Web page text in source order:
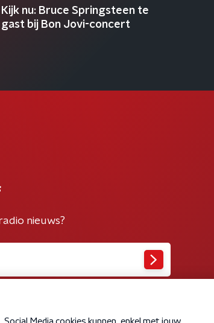
Kijk nu: Bruce Springsteen te
gast bij Bon Jovi-concert
nieuws?